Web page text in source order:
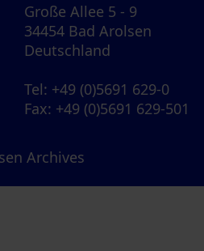
Große Allee 5 - 9
34454 Bad Arolsen
Deutschland
Tel: +49 (0)5691 629-0
Fax: +49 (0)5691 629-501
Archives